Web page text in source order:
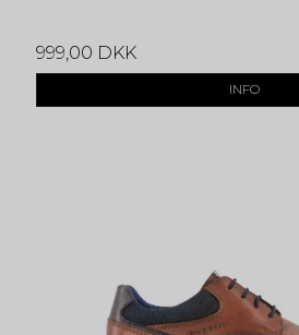
999,00 DKK
INFO